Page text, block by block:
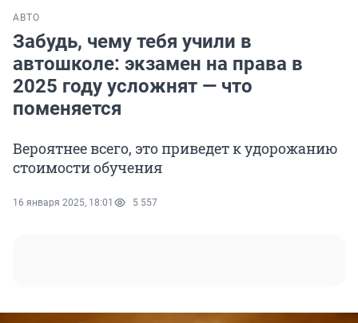
АВТО
Забудь, чему тебя учили в
автошколе: экзамен на права в
2025 году усложнят — что
поменяется
Вероятнее всего, это приведет к удорожанию
стоимости обучения
16 января 2025, 18:01 5 557